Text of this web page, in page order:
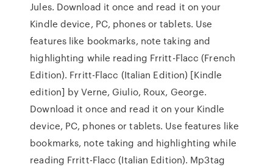
Jules. Download it once and read it on your
Kindle device, PC, phones or tablets. Use
features like bookmarks, note taking and
highlighting while reading Frritt-Flacc (French
Edition). Frritt-Flacc (Italian Edition) [Kindle
edition] by Verne, Giulio, Roux, George.
Download it once and read it on your Kindle
device, PC, phones or tablets. Use features like
bookmarks, note taking and highlighting while
reading Frritt-Flacc (Italian Edition). Mp3tag